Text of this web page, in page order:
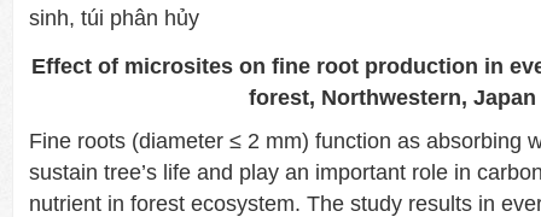
sinh, túi phân hủy
Effect of microsites on fine root production in
forest, Northwestern, Japan
Fine roots (diameter ≤ 2 mm) function as absorbing
sustain tree’s life and play an important role in
nutrient in forest ecosystem. The study results in